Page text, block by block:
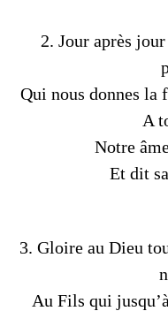
2. Jour après
Qui nous donnes la
A
Notre
Et dit
3. Gloire au Dieu
Au Fils qui